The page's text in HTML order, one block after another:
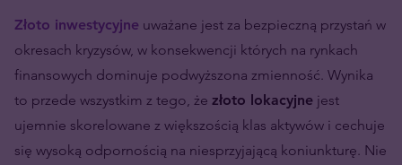
Złoto inwestycyjne uważane jest za bezpieczną przystań w
okresach kryzysów, w konsekwencji których na rynkach
finansowych dominuje podwyższona zmienność. Wynika
to przede wszystkim z tego, że złoto lokacyjne jest
ujemnie skorelowane z większością klas aktywów i cechuje
się wysoką odpornością na niesprzyjającą koniunkturę. Nie